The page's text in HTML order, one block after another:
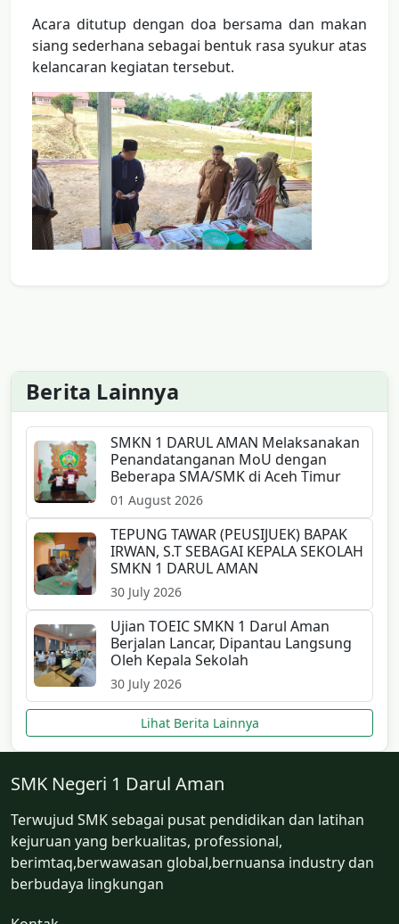
Acara ditutup dengan doa bersama dan makan
siang sederhana sebagai bentuk rasa syukur atas
kelancaran kegiatan tersebut.
Berita Lainnya
SMKN 1 DARUL AMAN Melaksanakan
Penandatanganan MoU dengan
Beberapa SMA/SMK di Aceh Timur
01 August 2026
TEPUNG TAWAR (PEUSIJUEK) BAPAK
IRWAN, S.T SEBAGAI KEPALA SEKOLAH
SMKN 1 DARUL AMAN
30 July 2026
Ujian TOEIC SMKN 1 Darul Aman
Berjalan Lancar, Dipantau Langsung
Oleh Kepala Sekolah
30 July 2026
Lihat Berita Lainnya
SMK Negeri 1 Darul Aman
Terwujud SMK sebagai pusat pendidikan dan latihan
kejuruan yang berkualitas, professional,
berimtaq,berwawasan global,bernuansa industry dan
berbudaya lingkungan